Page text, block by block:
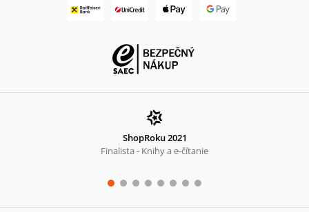
ShopRoku 2021
Finalista - Knihy a e-čítanie